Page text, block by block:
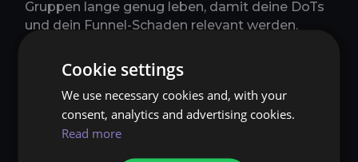
Gruppen lange genug leben, damit deine DoTs
und dein Funnel-Schaden relevant werden.
Zielen aktiv, die ueberleben, und lenke
Schattenwort: Wahnsinn auf den
gefaehrlichsten Gegner, wenn
Prioritaetsschaden zaehlt. Beide
Heldentalentbaeume sind in Schluesselsteinen
Cookie settings
We use necessary cookies and, with your
consent, analytics and advertising cookies.
Read more